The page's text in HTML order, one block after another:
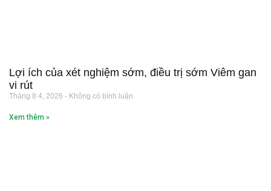
Lợi ích của xét nghiệm sớm, điều trị sớm Viêm gan
vi rút
Tháng 8 4, 2026 Không có bình luận
Xem thêm »